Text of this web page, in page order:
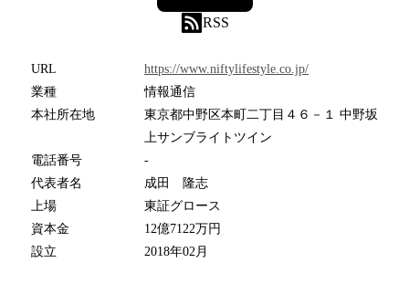
RSS
URL
https://www.niftylifestyle.co.jp/
業種
情報通信
本社所在地
東京都中野区本町二丁目４６－１ 中野坂
上サンブライトツイン
電話番号
-
代表者名
成田 隆志
上場
東証グロース
資本金
12億7122万円
設立
2018年02月